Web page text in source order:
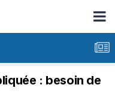
: besoin de